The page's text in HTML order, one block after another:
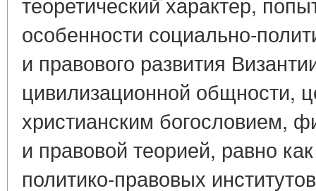
особенности социально-
и правового развития
цивилизационной общности,
христианским богословием,
и правовой теорией, равно
политико-правовых